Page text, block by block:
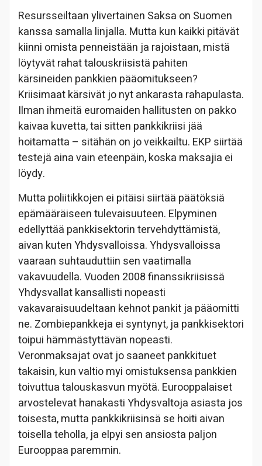
Resursseiltaan ylivertainen Saksa on Suomen
kanssa samalla linjalla. Mutta kun kaikki pitävät
kiinni omista penneistään ja rajoistaan, mistä
löytyvät rahat talouskriisistä pahiten
kärsineiden pankkien pääomitukseen?
Kriisimaat kärsivät jo nyt ankarasta rahapulasta.
Ilman ihmeitä euromaiden hallitusten on pakko
kaivaa kuvetta, tai sitten pankkikriisi jää
hoitamatta – sitähän on jo veikkailtu. EKP siirtää
testejä aina vain eteenpäin, koska maksajia ei
löydy.
Mutta poliitikkojen ei pitäisi siirtää päätöksiä
epämääräiseen tulevaisuuteen. Elpyminen
edellyttää pankkisektorin tervehdyttämistä,
aivan kuten Yhdysvalloissa. Yhdysvalloissa
vaaraan suhtauduttiin sen vaatimalla
vakavuudella. Vuoden 2008 finanssikriisissä
Yhdysvallat kansallisti nopeasti
vakavaraisuudeltaan kehnot pankit ja pääomitti
ne. Zombiepankkeja ei syntynyt, ja pankkisektori
toipui hämmästyttävän nopeasti.
Veronmaksajat ovat jo saaneet pankkituet
takaisin, kun valtio myi omistuksensa pankkien
toivuttua talouskasvun myötä. Eurooppalaiset
arvostelevat hanakasti Yhdysvaltoja asiasta jos
toisesta, mutta pankkikriisinsä se hoiti aivan
toisella teholla, ja elpyi sen ansiosta paljon
Eurooppaa paremmin.